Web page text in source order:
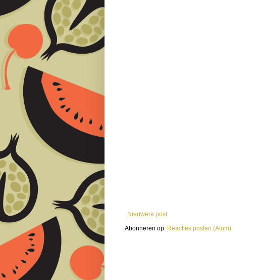
Nieuwere post
Abonneren op: Reacties posten (Atom)